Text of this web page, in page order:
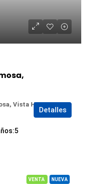
Vista Hermosa,
5
Detalles
VENTA NUEVA